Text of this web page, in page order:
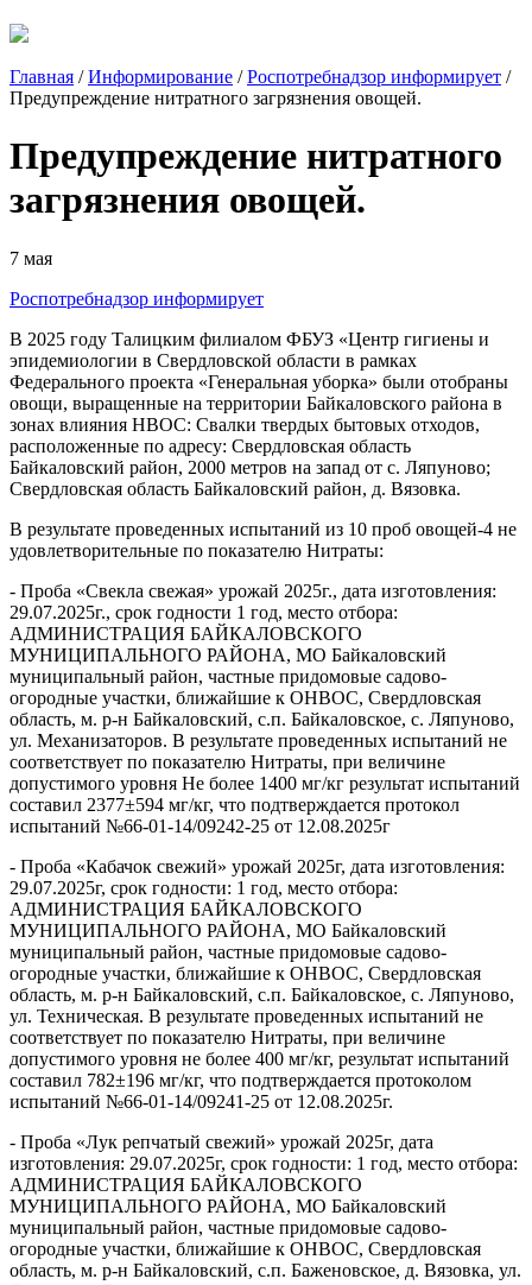
Главная /Информирование /Роспотребнадзор информирует /
Предупреждение нитратного загрязнения овощей.
Предупреждение нитратного
загрязнения овощей.
7 мая
Роспотребнадзор информирует
В 2025 году Талицким филиалом ФБУЗ «Центр гигиены и
эпидемиологии в Свердловской области в рамках
Федерального проекта «Генеральная уборка» были отобраны
овощи, выращенные на территории Байкаловского района в
зонах влияния НВОС: Свалки твердых бытовых отходов,
расположенные по адресу: Свердловская область
Байкаловский район, 2000 метров на запад от с. Ляпуново;
Свердловская область Байкаловский район, д. Вязовка.
В результате проведенных испытаний из 10 проб овощей-4 не
удовлетворительные по показателю Нитраты:
- Проба «Свекла свежая» урожай 2025г., дата изготовления:
29.07.2025г., срок годности 1 год, место отбора:
АДМИНИСТРАЦИЯ БАЙКАЛОВСКОГО
МУНИЦИПАЛЬНОГО РАЙОНА, МО Байкаловский
муниципальный район, частные придомовые садово-
огородные участки, ближайшие к ОНВОС, Свердловская
область, м. р-н Байкаловский, с.п. Байкаловское, с. Ляпуново,
ул. Механизаторов. В результате проведенных испытаний не
соответствует по показателю Нитраты, при величине
допустимого уровня Не более 1400 мг/кг результат испытаний
составил 2377±594 мг/кг, что подтверждается протокол
испытаний №66-01-14/09242-25 от 12.08.2025г
- Проба «Кабачок свежий» урожай 2025г, дата изготовления:
29.07.2025г, срок годности: 1 год, место отбора:
АДМИНИСТРАЦИЯ БАЙКАЛОВСКОГО
МУНИЦИПАЛЬНОГО РАЙОНА, МО Байкаловский
муниципальный район, частные придомовые садово-
огородные участки, ближайшие к ОНВОС, Свердловская
область, м. р-н Байкаловский, с.п. Байкаловское, с. Ляпуново,
ул. Техническая. В результате проведенных испытаний не
соответствует по показателю Нитраты, при величине
допустимого уровня не более 400 мг/кг, результат испытаний
составил 782±196 мг/кг, что подтверждается протоколом
испытаний №66-01-14/09241-25 от 12.08.2025г.
- Проба «Лук репчатый свежий» урожай 2025г, дата
изготовления: 29.07.2025г, срок годности: 1 год, место отбора:
АДМИНИСТРАЦИЯ БАЙКАЛОВСКОГО
МУНИЦИПАЛЬНОГО РАЙОНА, МО Байкаловский
муниципальный район, частные придомовые садово-
огородные участки, ближайшие к ОНВОС, Свердловская
область, м. р-н Байкаловский, с.п. Баженовское, д. Вязовка, ул.